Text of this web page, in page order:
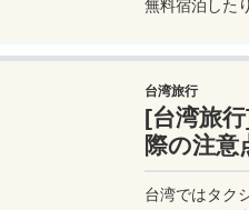
無料宿泊した
カード 」の魅
詳しく紹介し
台湾旅行
[台湾旅
際の注意
台湾ではタク